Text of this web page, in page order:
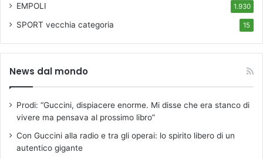
EMPOLI 1.930
SPORT vecchia categoria 15
News dal mondo
Prodi: “Guccini, dispiacere enorme. Mi disse che era stanco di
vivere ma pensava al prossimo libro”
Con Guccini alla radio e tra gli operai: lo spirito libero di un
autentico gigante